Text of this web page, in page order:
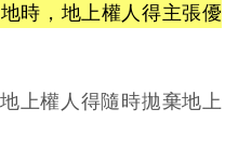
時，地上權人得主張優
上權人得隨時拋棄地上